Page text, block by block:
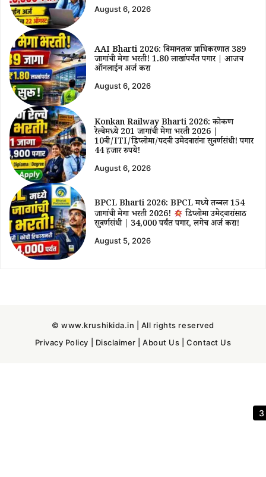
August 6, 2026
AAI Bharti 2026: विमानतळ प्राधिकरणात 389
जागांची मेगा भरती! ₹1.80 लाखांपर्यंत पगार | आजच
ऑनलाईन अर्ज करा
August 6, 2026
Konkan Railway Bharti 2026: कोकण
रेल्वेमध्ये 201 जागांची मेगा भरती 2026 |
10वी/ITI/डिप्लोमा/पदवी उमेदवारांना सुवर्णसंधी! पगार
44 हजार रुपये!
August 6, 2026
BPCL Bharti 2026: BPCL मध्ये तब्बल 154
जागांची मेगा भरती 2026!
डिप्लोमा उमेदवारांसाठी
सुवर्णसंधी | ₹34,000 पर्यंत पगार, लगेच अर्ज करा!
August 5, 2026
© www.krushikida.in | All rights reserved
Privacy Policy
Disclaimer |About Us |Contact Us
3